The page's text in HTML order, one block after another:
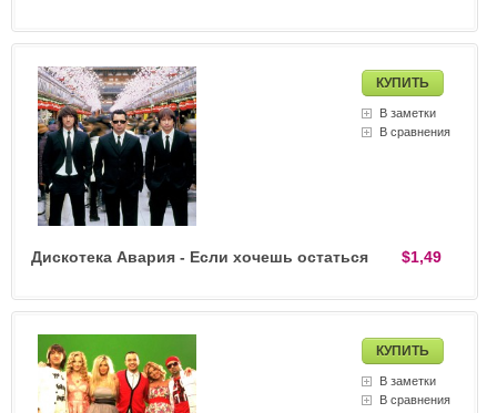
В заметки
В сравнения
$1,49
Дискотека Авария - Если хочешь остаться
В заметки
В сравнения